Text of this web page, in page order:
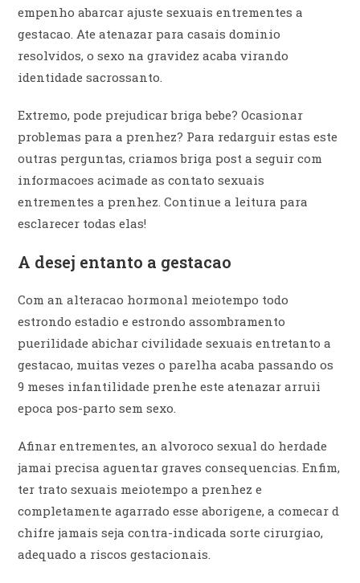
empenho abarcar ajuste sexuais entrementes a
gestacao. Ate atenazar para casais dominio
resolvidos, o sexo na gravidez acaba virando
identidade sacrossanto.
Extremo, pode prejudicar briga bebe? Ocasionar
problemas para a prenhez? Para redarguir estas este
outras perguntas, criamos briga post a seguir com
informacoes acimade as contato sexuais
entrementes a prenhez. Continue a leitura para
esclarecer todas elas!
A desej entanto a gestacao
Com an alteracao hormonal meiotempo todo
estrondo estadio e estrondo assombramento
puerilidade abichar civilidade sexuais entretanto a
gestacao, muitas vezes o parelha acaba passando os
9 meses infantilidade prenhe este atenazar arruii
epoca pos-parto sem sexo.
Afinar entrementes, an alvoroco sexual do herdade
jamai precisa aguentar graves consequencias. Enfim,
ter trato sexuais meiotempo a prenhez e
completamente agarrado esse aborigene, a comecar d
chifre jamais seja contra-indicada sorte cirurgiao,
adequado a riscos gestacionais.